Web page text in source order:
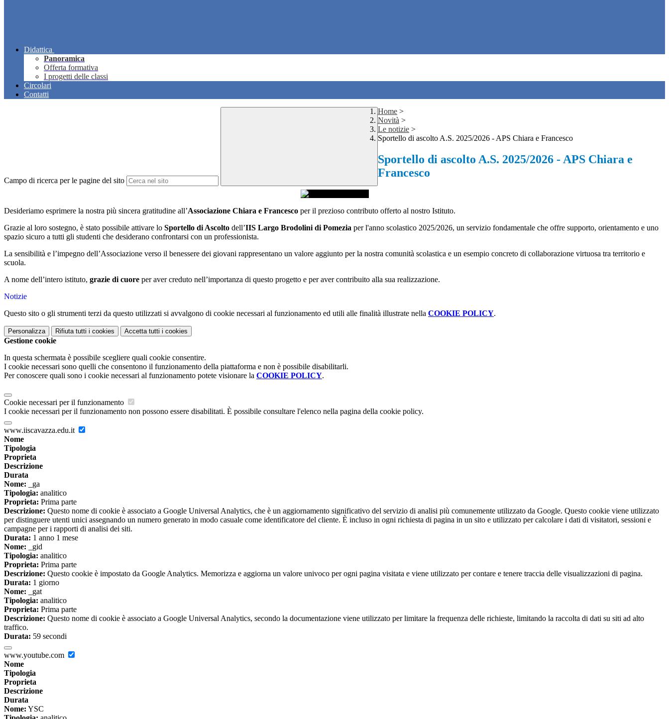
Didattica
Panoramica
Offerta formativa
I progetti delle classi
Circolari
Contatti
Campo di ricerca per le pagine del sito
Home >
Novità >
Le notizie >
Sportello di ascolto A.S. 2025/2026 - APS Chiara e Francesco
Sportello di ascolto A.S. 2025/2026 - APS Chiara e
Francesco
Desideriamo esprimere la nostra più sincera gratitudine all’Associazione Chiara e Francesco per il prezioso contributo offerto al nostro Istituto.
Grazie al loro sostegno, è stato possibile attivare lo Sportello di Ascolto dell’IIS Largo Brodolini di Pomezia per l'anno scolastico 2025/2026, un servizio fondamentale che offre supporto, orientamento e uno
spazio sicuro a tutti gli studenti che desiderano confrontarsi con un professionista.
La sensibilità e l’impegno dell’Associazione verso il benessere dei giovani rappresentano un valore aggiunto per la nostra comunità scolastica e un esempio concreto di collaborazione virtuosa tra territorio e
scuola.
A nome dell’intero istituto, grazie di cuore per aver creduto nell’importanza di questo progetto e per aver contribuito alla sua realizzazione.
Notizie
Questo sito o gli strumenti terzi da questo utilizzati si avvalgono di cookie necessari al funzionamento ed utili alle finalità illustrate nella COOKIE POLICY.
Personalizza Rifiuta tutti i cookies Accetta tutti i cookies
Gestione cookie
In questa schermata è possibile scegliere quali cookie consentire.
I cookie necessari sono quelli che consentono il funzionamento della piattaforma e non è possibile disabilitarli.
Per conoscere quali sono i cookie necessari al funzionamento potete visionare la COOKIE POLICY.
Cookie necessari per il funzionamento
I cookie necessari per il funzionamento non possono essere disabilitati. È possibile consultare l'elenco nella pagina della cookie policy.
www.iiscavazza.edu.it
Nome
Tipologia
Proprieta
Descrizione
Durata
Nome: _ga
Tipologia: analitico
Proprieta: Prima parte
Descrizione: Questo nome di cookie è associato a Google Universal Analytics, che è un aggiornamento significativo del servizio di analisi più comunemente utilizzato da Google. Questo cookie viene utilizzato
per distinguere utenti unici assegnando un numero generato in modo casuale come identificatore del cliente. È incluso in ogni richiesta di pagina in un sito e utilizzato per calcolare i dati di visitatori, sessioni e
campagne per i rapporti di analisi dei siti.
Durata: 1 anno 1 mese
Nome: _gid
Tipologia: analitico
Proprieta: Prima parte
Descrizione: Questo cookie è impostato da Google Analytics. Memorizza e aggiorna un valore univoco per ogni pagina visitata e viene utilizzato per contare e tenere traccia delle visualizzazioni di pagina.
Durata: 1 giorno
Nome: _gat
Tipologia: analitico
Proprieta: Prima parte
Descrizione: Questo nome di cookie è associato a Google Universal Analytics, secondo la documentazione viene utilizzato per limitare la frequenza delle richieste, limitando la raccolta di dati su siti ad alto
traffico.
Durata: 59 secondi
www.youtube.com
Nome
Tipologia
Proprieta
Descrizione
Durata
Nome: YSC